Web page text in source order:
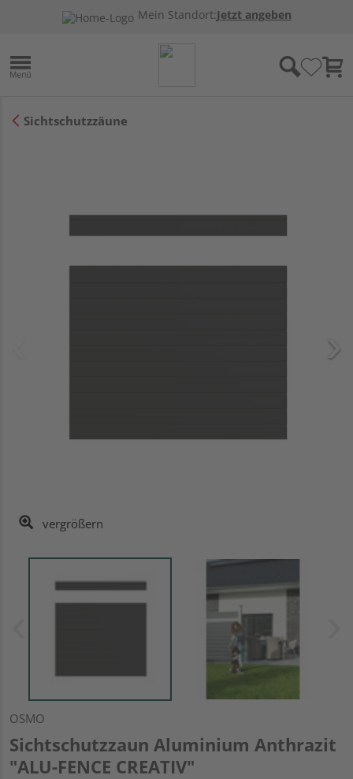
Mein Standort:Jetzt angeben
Sichtschutzzäune
vergrößern
OSMO
Sichtschutzzaun Aluminium Anthrazit
"ALU-FENCE CREATIV"